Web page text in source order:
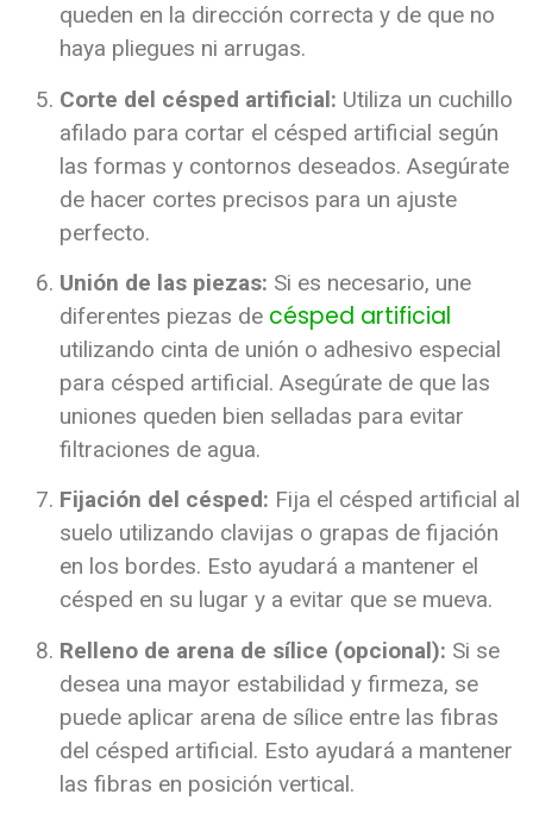
queden en la dirección correcta y de que no
haya pliegues ni arrugas.
Corte del césped artificial: Utiliza un cuchillo
afilado para cortar el césped artificial según
las formas y contornos deseados. Asegúrate
de hacer cortes precisos para un ajuste
perfecto.
Unión de las piezas: Si es necesario, une
diferentes piezas de césped artificial
utilizando cinta de unión o adhesivo especial
para césped artificial. Asegúrate de que las
uniones queden bien selladas para evitar
filtraciones de agua.
Fijación del césped: Fija el césped artificial al
suelo utilizando clavijas o grapas de fijación
en los bordes. Esto ayudará a mantener el
césped en su lugar y a evitar que se mueva.
Relleno de arena de sílice (opcional): Si se
desea una mayor estabilidad y firmeza, se
puede aplicar arena de sílice entre las fibras
del césped artificial. Esto ayudará a mantener
las fibras en posición vertical.